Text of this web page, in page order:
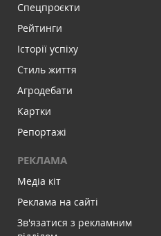
Спецпроєкти
Рейтинги
Історії успіху
Стиль життя
Агродебати
Картки
Репортажі
РЕКЛАМА
Медіа кіт
Реклама на сайті
Зв'язатися з рекламним